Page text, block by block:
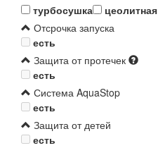
турбосушка
цеолитная
Отсрочка запуска
есть
Защита от протечек
есть
Система AquaStop
есть
Защита от детей
есть